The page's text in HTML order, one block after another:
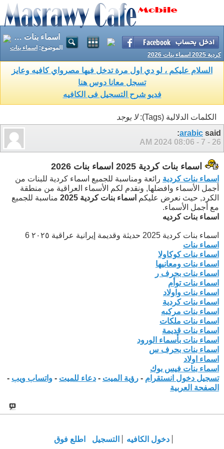
اسماء بنات كردية 2025 اسماء بنات 2026
الموضوع: اسماء بنات
كردية 2025 اسماء بنات 2026
السلام عليكم ، لو دي اول مرة تدخل فيها مصرواي كافيه وعايز
تسجل معانا دوس هنا
فديو شرح التسجيل فى الكافيه
الكلمات الدلالية (Tags):
لا يوجد
arabic said:
26 - 7 - 2024
08:06 AM
اسماء بنات كردية 2025 اسماء بنات 2026
اسماء بنات كردية رائعة ومناسبة للجميع اسماء كردية للبنات من
أجمل الأسماء وافضلها, ونقدم لكم الأسماء العراقية من منطقة
الكرد, حيث نعرض عليكم اسماء بنات كردية 2025
مناسبة للجميع
مع أجمل الأسماء.
اسماء بنات كرديه
اسماء بنات كردية 2025 حديثة وقديمة إيرانية عراقية ٢٠٢٥ 6
اسماء بنات
اسماء بنات كوكاولا
اسماء بنات ومعانيها
اسماء بنات بحرف ر
اسماء بنات توأم
اسماء بنات واولاد
اسماء بنات كردية
اسماء بنات مركبه
اسماء بنات ملكات
اسماء بنات قديمة
اسماء بنات بأسماء الورود
اسماء بنات بحرف س
اسماء اولاد
اسماء بنات فيس بوك
تسجيل دخول انستقرام - رؤية الميت - دعاء للميت - واتساب ويب -
الصفحة العربية
دخول الكافيه التسجيل اطلع فوق